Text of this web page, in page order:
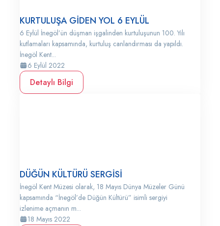
KURTULUŞA GİDEN YOL 6 EYLÜL
6 Eylül İnegöl’ün düşman işgalinden kurtuluşunun 100. Yılı
kutlamaları kapsamında, kurtuluş canlandırması da yapıldı.
İnegöl Kent...
6 Eylül 2022
Detaylı Bilgi
DÜĞÜN KÜLTÜRÜ SERGİSİ
İnegöl Kent Müzesi olarak, 18 Mayıs Dünya Müzeler Günü
kapsamında “İnegöl’de Düğün Kültürü” isimli sergiyi
izlenime açmanın m...
18 Mayıs 2022